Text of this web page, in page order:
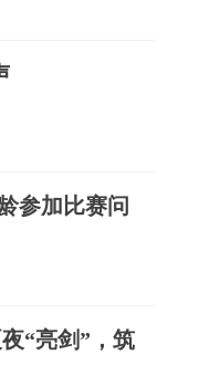
参加比赛问
“亮剑”，筑